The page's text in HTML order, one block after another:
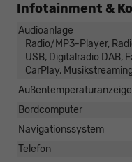
Infotainment &
Audioanlage
Radio/MP3-Player,
USB, Digitalradio DAB,
CarPlay,
Außentemperaturanzeige
Bordcomputer
Navigationssystem
Telefon